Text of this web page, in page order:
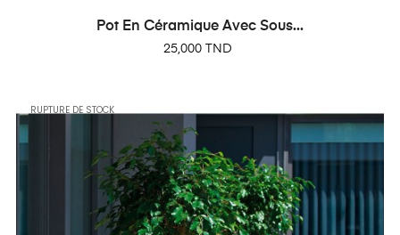
Pot En Céramique Avec Sous...
Prix
25,000 TND
RUPTURE DE STOCK